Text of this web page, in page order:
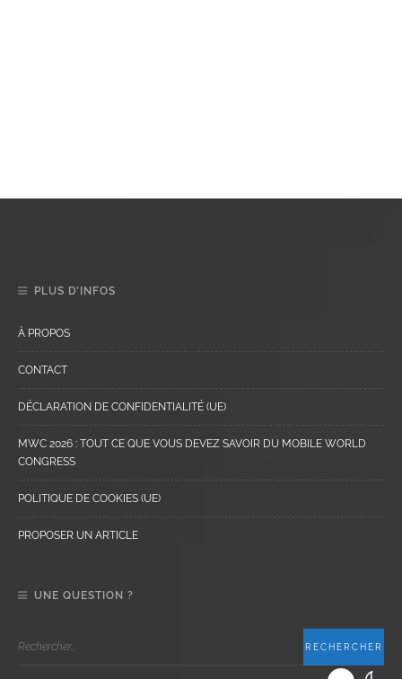
PLUS D’INFOS
À PROPOS
CONTACT
DÉCLARATION DE CONFIDENTIALITÉ (UE)
MWC 2026 : TOUT CE QUE VOUS DEVEZ SAVOIR DU MOBILE WORLD
CONGRESS
POLITIQUE DE COOKIES (UE)
PROPOSER UN ARTICLE
UNE QUESTION ?